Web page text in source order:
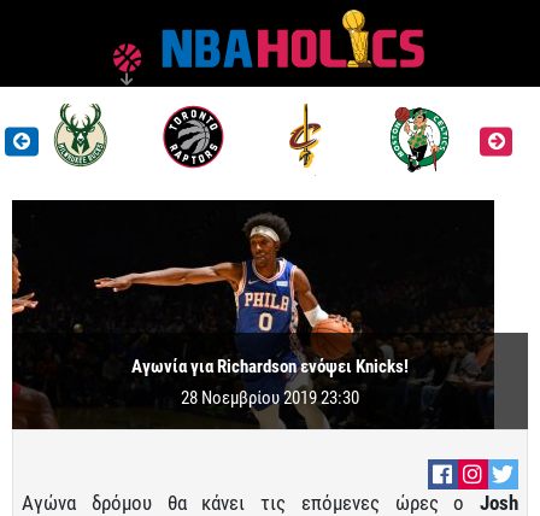
Αγωνία για Richardson ενόψει Knicks!
28 Νοεμβρίου 2019 23:30
Αγώνα δρόμου θα κάνει τις επόμενες ώρες ο Josh